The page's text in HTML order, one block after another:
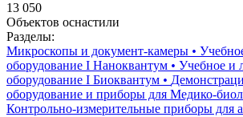
13 050
Объектов оснастили
Разделы:
Микроскопы и документ-камеры •
оборудование I Наноквантум • Учебное и
оборудование I Биоквантум •
оборудование и приборы для Медико-
Контрольно-измерительные приборы для